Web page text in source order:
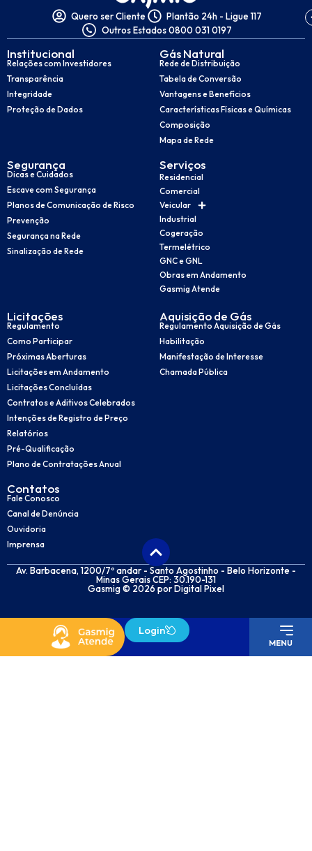
Quero ser Cliente
Plantão 24h - Ligue 117
Outros Estados 0800 031 0197
Institucional
Relações com Investidores
Transparência
Integridade
Proteção de Dados
Gás Natural
Rede de Distribuição
Tabela de Conversão
Vantagens e Benefícios
Características Físicas e Químicas
Composição
Mapa de Rede
Segurança
Dicas e Cuidados
Escave com Segurança
Planos de Comunicação de Risco
Prevenção
Segurança na Rede
Sinalização de Rede
Serviços
Residencial
Comercial
Veicular
Industrial
Cogeração
Termelétrico
GNC e GNL
Obras em Andamento
Gasmig Atende
Licitações
Regulamento
Como Participar
Próximas Aberturas
Licitações em Andamento
Licitações Concluídas
Contratos e Aditivos Celebrados
Intenções de Registro de Preço
Relatórios
Pré-Qualificação
Plano de Contratações Anual
Aquisição de Gás
Regulamento Aquisição de Gás
Habilitação
Manifestação de Interesse
Chamada Pública
Contatos
Fale Conosco
Canal de Denúncia
Ouvidoria
Imprensa
Gasmig © 2026 porDigital Pixel
Av. Barbacena, 1200/7º andar - Santo Agostinho - Belo Horizonte -
Minas Gerais CEP: 30.190-131
Login